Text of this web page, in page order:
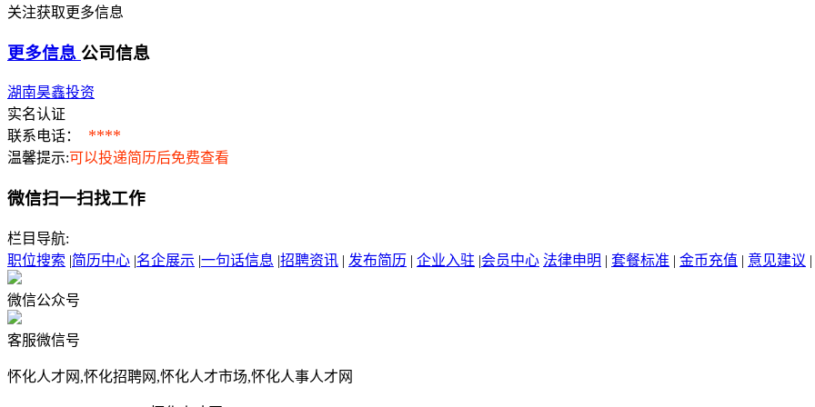
关注获取更多信息
更多信息 公司信息
湖南昊鑫投资
实名认证
联系电话：
****
温馨提示:可以投递简历后免费查看
微信扫一扫找工作
栏目导航:
职位搜索 |简历中心 |名企展示 |一句话信息 |招聘资讯 | 发布简历 | 企业入驻 |会员中心 法律申明 | 套餐标准 | 金币充值 | 意见建议 |
微信公众号
客服微信号
怀化人才网,怀化招聘网,怀化人才市场,怀化人事人才网